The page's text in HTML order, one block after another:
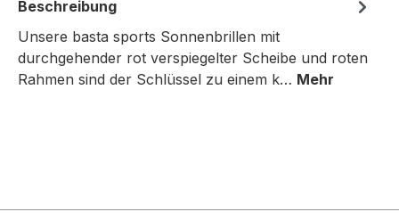
Beschreibung
Unsere basta sports Sonnenbrillen mit
durchgehender rot verspiegelter Scheibe und roten
Rahmen sind der Schlüssel zu einem k… Mehr